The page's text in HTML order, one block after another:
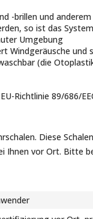
-brillen und
so ist das
Umgebung
Windgeräusche und
(die
Richtlinie 89/686/
Diese
vor Ort. Bitte